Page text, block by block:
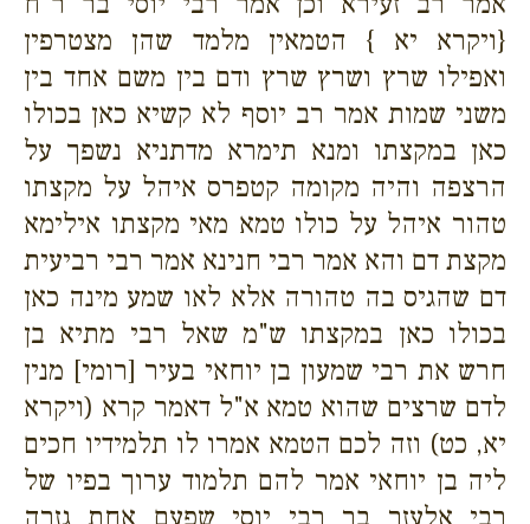
{ויקרא יא } הטמאין מלמד שהן מצטרפין
ואפילו שרץ ושרץ שרץ ודם בין משם אחד בין
משני שמות אמר רב יוסף לא קשיא כאן בכולו
כאן במקצתו ומנא תימרא מדתניא נשפך על
הרצפה והיה מקומה קטפרס איהל על מקצתו
טהור איהל על כולו טמא מאי מקצתו אילימא
מקצת דם והא אמר רבי חנינא אמר רבי רביעית
דם שהגיס בה טהורה אלא לאו שמע מינה כאן
בכולו כאן במקצתו ש"מ שאל רבי מתיא בן
חרש את רבי שמעון בן יוחאי בעיר [רומי] מנין
לדם שרצים שהוא טמא א"ל דאמר קרא (ויקרא
יא, כט) וזה לכם הטמא אמרו לו תלמידיו חכים
ליה בן יוחאי אמר להם תלמוד ערוך בפיו של